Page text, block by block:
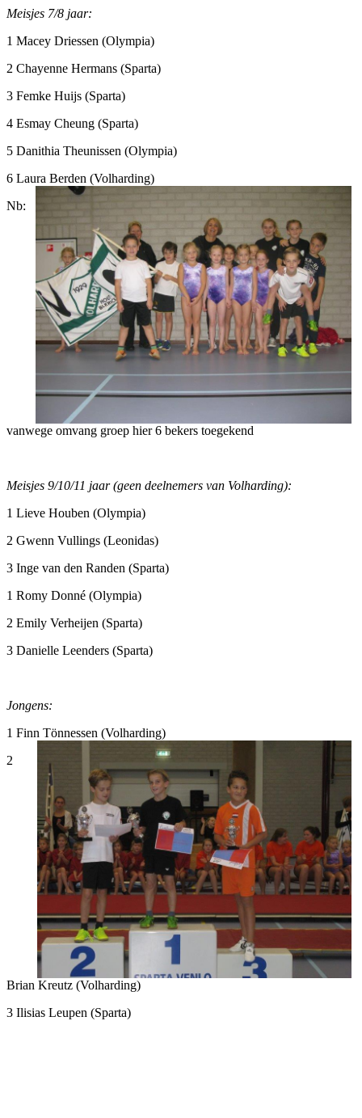
Meisjes 7/8 jaar:
1 Macey Driessen (Olympia)
2 Chayenne Hermans (Sparta)
3 Femke Huijs (Sparta)
4 Esmay Cheung (Sparta)
5 Danithia Theunissen (Olympia)
6 Laura Berden (Volharding)
Nb:
vanwege omvang groep hier 6 bekers toegekend
Meisjes 9/10/11 jaar (geen deelnemers van Volharding):
1 Lieve Houben (Olympia)
2 Gwenn Vullings (Leonidas)
3 Inge van den Randen (Sparta)
1 Romy Donné (Olympia)
2 Emily Verheijen (Sparta)
3 Danielle Leenders (Sparta)
Jongens:
1 Finn Tönnessen (Volharding)
2
Brian Kreutz (Volharding)
3 Ilisias Leupen (Sparta)